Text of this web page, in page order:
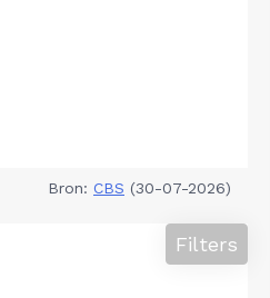
Bron: CBS (30-07-2026)
Filters